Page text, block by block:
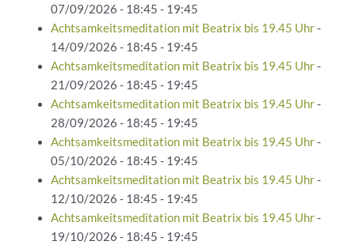
07/09/2026 - 18:45 - 19:45
Achtsamkeitsmeditation mit Beatrix bis 19.45 Uhr-
14/09/2026 - 18:45 - 19:45
Achtsamkeitsmeditation mit Beatrix bis 19.45 Uhr-
21/09/2026 - 18:45 - 19:45
Achtsamkeitsmeditation mit Beatrix bis 19.45 Uhr-
28/09/2026 - 18:45 - 19:45
Achtsamkeitsmeditation mit Beatrix bis 19.45 Uhr-
05/10/2026 - 18:45 - 19:45
Achtsamkeitsmeditation mit Beatrix bis 19.45 Uhr-
12/10/2026 - 18:45 - 19:45
Achtsamkeitsmeditation mit Beatrix bis 19.45 Uhr-
19/10/2026 - 18:45 - 19:45